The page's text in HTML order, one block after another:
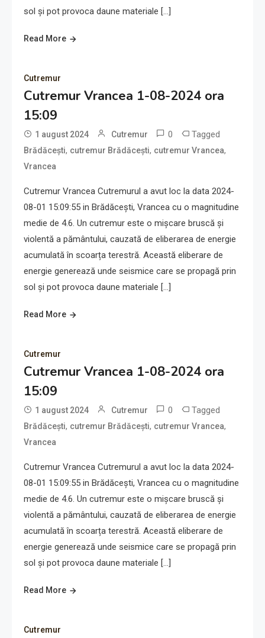
sol și pot provoca daune materiale […]
Read More
Cutremur
Cutremur Vrancea 1-08-2024 ora
15:09
1 august 2024 Cutremur 0 Tagged
Brădăcești, cutremur Brădăcești, cutremur Vrancea,
Vrancea
Cutremur Vrancea Cutremurul a avut loc la data 2024-
08-01 15:09:55 in Brădăcești, Vrancea cu o magnitudine
medie de 4.6. Un cutremur este o mișcare bruscă și
violentă a pământului, cauzată de eliberarea de energie
acumulată în scoarța terestră. Această eliberare de
energie generează unde seismice care se propagă prin
sol și pot provoca daune materiale […]
Read More
Cutremur
Cutremur Vrancea 1-08-2024 ora
15:09
1 august 2024 Cutremur 0 Tagged
Brădăcești, cutremur Brădăcești, cutremur Vrancea,
Vrancea
Cutremur Vrancea Cutremurul a avut loc la data 2024-
08-01 15:09:55 in Brădăcești, Vrancea cu o magnitudine
medie de 4.6. Un cutremur este o mișcare bruscă și
violentă a pământului, cauzată de eliberarea de energie
acumulată în scoarța terestră. Această eliberare de
energie generează unde seismice care se propagă prin
sol și pot provoca daune materiale […]
Read More
Cutremur